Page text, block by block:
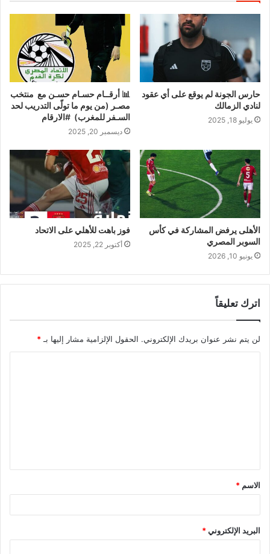
حارس الجونة لم يوقع على أي عقود
لنادي الزمالك
يوليو 18, 2025
📊 أرقــام حسـام حسـن مع منتخب
مصـر (من يوم ما تولّى التدريب لحد
السـفر للمغرب) #الارقام
ديسمبر 20, 2025
الأهلى يرفض المشاركة في كأس
السوبر المصري
يونيو 10, 2026
فوز باهت للأهلي على الاتحاد
أكتوبر 22, 2025
اترك تعليقاً
لن يتم نشر عنوان بريدك الإلكتروني. الحقول الإلزامية مشار إليها بـ *
ق
*
الاسم *
البريد الإلكتروني*